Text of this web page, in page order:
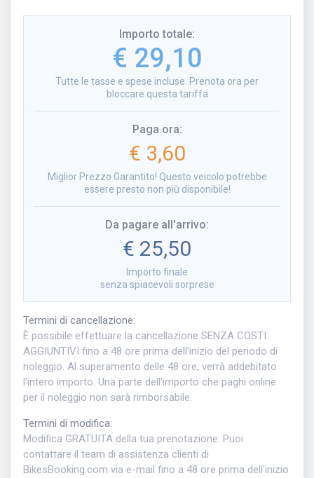
Importo totale:
€ 29,10
Tutte le tasse e spese incluse. Prenota ora per
bloccare questa tariffa
Paga ora:
€ 3,60
Miglior Prezzo Garantito! Questo veicolo potrebbe
essere presto non più disponibile!
Da pagare all'arrivo:
€ 25,50
Importo finale
senza spiacevoli sorprese
Termini di cancellazione:
È possibile effettuare la cancellazione SENZA COSTI
AGGIUNTIVI fino a 48 ore prima dell'inizio del periodo di
noleggio. Al superamento delle 48 ore, verrà addebitato
l'intero importo. Una parte dell'importo che paghi online
per il noleggio non sarà rimborsabile.
Termini di modifica:
Modifica GRATUITA della tua prenotazione. Puoi
contattare il team di assistenza clienti di
BikesBooking.com via e-mail fino a 48 ore prima dell'inizio